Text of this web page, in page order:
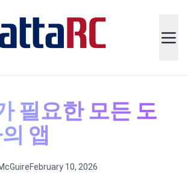
필요한 모든 도
앱
February 10, 2026